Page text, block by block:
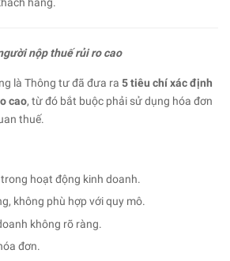
nộp thuế rủi ro cao
là Thông tư đã đưa ra 5 tiêu chí xác định
cao, từ đó bắt buộc phải sử dụng hóa đơn
thuế.
hoạt động kinh doanh.
không phù hợp với quy mô.
không rõ ràng.
đơn.